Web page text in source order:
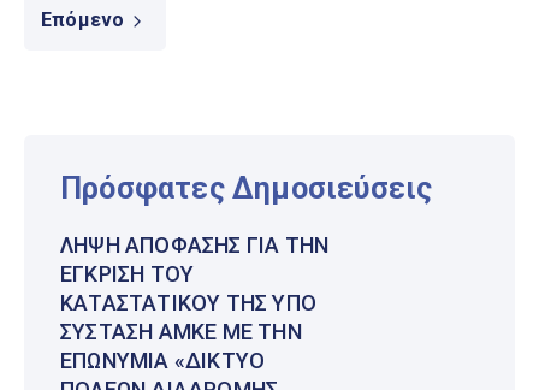
Επόμενο
Πρόσφατες Δημοσιεύσεις
ΛΉΨΗ ΑΠΌΦΑΣΗΣ ΓΙΑ ΤΗΝ
ΈΓΚΡΙΣΗ ΤΟΥ
ΚΑΤΑΣΤΑΤΙΚΟΎ ΤΗΣ ΥΠΌ
ΣΎΣΤΑΣΗ ΑΜΚΕ ΜΕ ΤΗΝ
ΕΠΩΝΥΜΊΑ «ΔΊΚΤΥΟ